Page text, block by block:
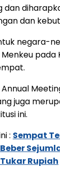
dan
dan
negara-
pada
juga
ini.
: Sempat
Beber
Rupiah